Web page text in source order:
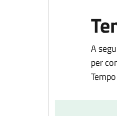
A
per